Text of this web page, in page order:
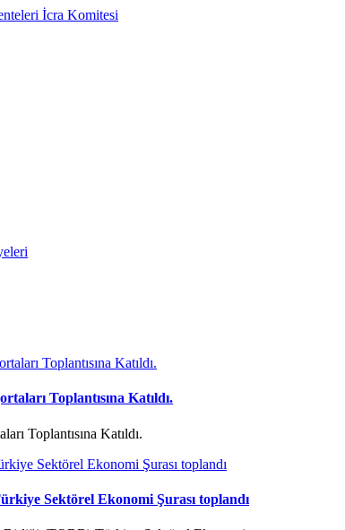
Toplantısına Katıldı.
Toplantısına Katıldı.
Sektörel Ekonomi Şurası toplandı